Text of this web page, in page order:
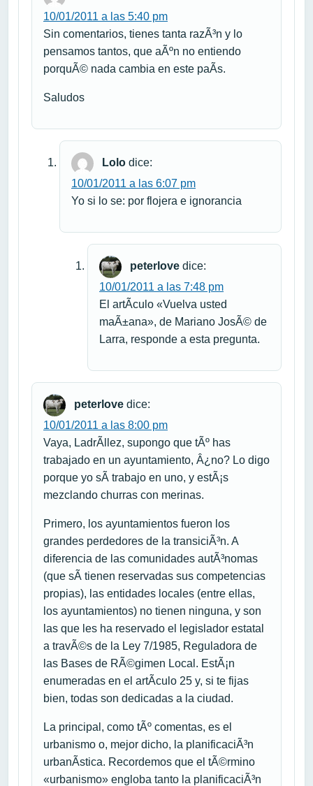
10/01/2011 a las 5:40 pm
Sin comentarios, tienes tanta razÃ³n y lo
pensamos tantos, que aÃºn no entiendo
porquÃ© nada cambia en este paÃ­s.
Saludos
Lolo dice:
10/01/2011 a las 6:07 pm
Yo si lo se: por flojera e ignorancia
peterlove dice:
10/01/2011 a las 7:48 pm
El artÃ­culo «Vuelva usted
maÃ±ana», de Mariano JosÃ© de
Larra, responde a esta pregunta.
peterlove dice:
10/01/2011 a las 8:00 pm
Vaya, LadrÃ­llez, supongo que tÃº has
trabajado en un ayuntamiento, Â¿no? Lo digo
porque yo sÃ­ trabajo en uno, y estÃ¡s
mezclando churras con merinas.
Primero, los ayuntamientos fueron los
grandes perdedores de la transiciÃ³n. A
diferencia de las comunidades autÃ³nomas
(que sÃ­ tienen reservadas sus competencias
propias), las entidades locales (entre ellas,
los ayuntamientos) no tienen ninguna, y son
las que les ha reservado el legislador estatal
a travÃ©s de la Ley 7/1985, Reguladora de
las Bases de RÃ©gimen Local. EstÃ¡n
enumeradas en el artÃ­culo 25 y, si te fijas
bien, todas son dedicadas a la ciudad.
La principal, como tÃº comentas, es el
urbanismo o, mejor dicho, la planificaciÃ³n
urbanÃ­stica. Recordemos que el tÃ©rmino
«urbanismo» engloba tanto la planificaciÃ³n